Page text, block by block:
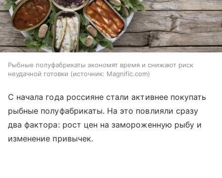
Рыбные полуфабрикаты экономят время и снижают риск
неудачной готовки
источник: Magnific.com
С начала года россияне стали активнее покупать
рыбные полуфабрикаты. На это повлияли сразу
два фактора: рост цен на замороженную рыбу и
изменение привычек.